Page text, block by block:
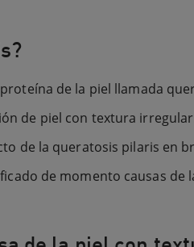
de la piel llamada
de piel con textura
de la queratosis pilaris en
de momento causas de